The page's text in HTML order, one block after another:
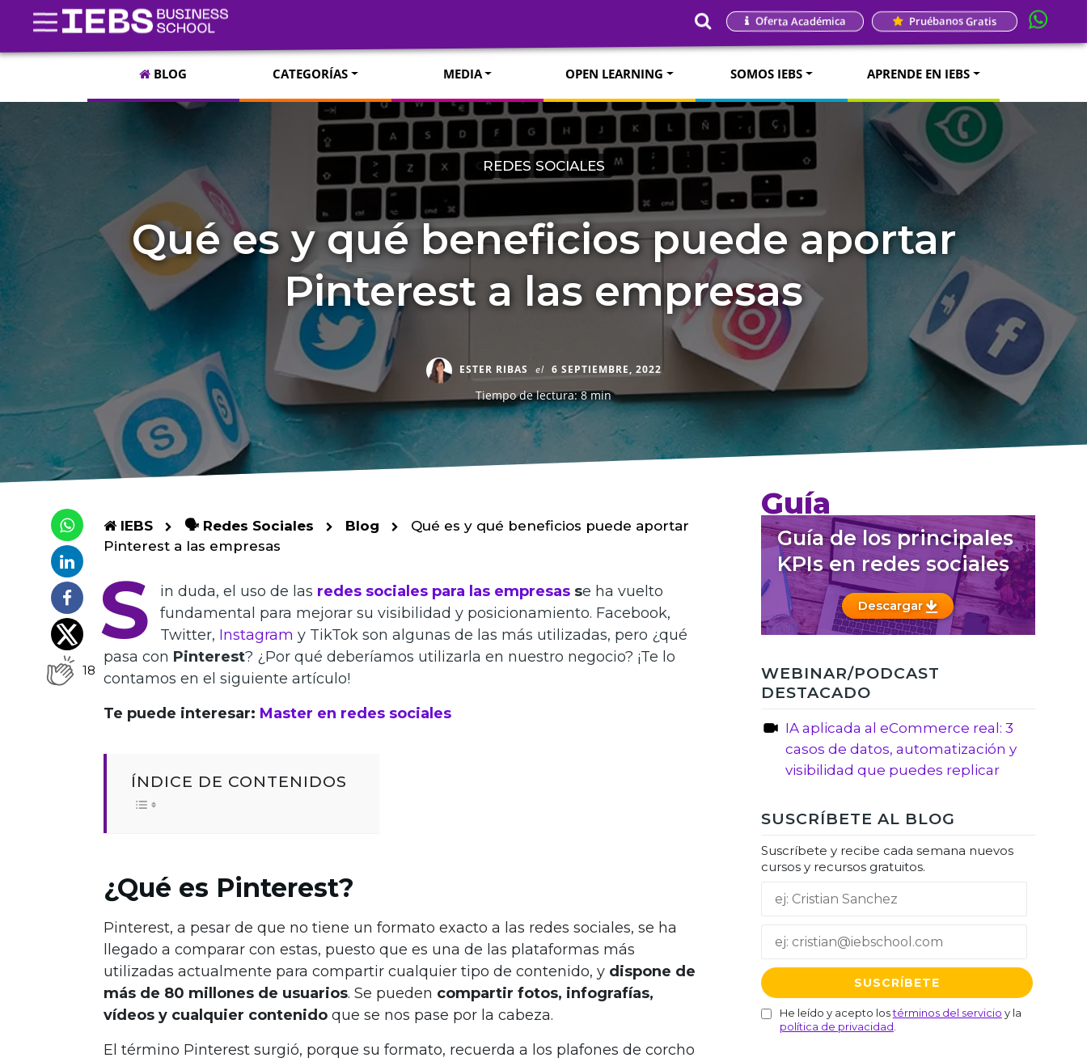
Oferta Académica Pruébanos Gratis
BLOG CATEGORÍAS MEDIA OPEN LEARNING SOMOS IEBS APRENDE EN IEBS
REDES SOCIALES
Qué es y qué beneficios puede aportar
Pinterest a las empresas
ESTER RIBAS el 6 SEPTIEMBRE, 2022
Tiempo de lectura: 8 min
18
IEBS 🗣 Redes Sociales Blog
Qué es y qué beneficios puede aportar
Pinterest a las empresas
S in duda, el uso de las redes sociales para las empresas se ha vuelto
fundamental para mejorar su visibilidad y posicionamiento. Facebook,
Twitter, Instagram y TikTok son algunas de las más utilizadas, pero ¿qué
pasa con Pinterest? ¿Por qué deberíamos utilizarla en nuestro negocio? ¡Te lo
contamos en el siguiente artículo!
Te puede interesar: Master en redes sociales
ÍNDICE DE CONTENIDOS
¿Qué es Pinterest?
Pinterest, a pesar de que no tiene un formato exacto a las redes sociales, se ha
llegado a comparar con estas, puesto que es una de las plataformas más
utilizadas actualmente para compartir cualquier tipo de contenido, y dispone de
más de 80 millones de usuarios. Se pueden compartir fotos, infografías,
vídeos y cualquier contenido que se nos pase por la cabeza.
El término Pinterest surgió, porque su formato, recuerda a los plafones de corcho
Guía
Guía de los principales
KPIs en redes sociales
Descargar
WEBINAR/PODCAST
DESTACADO
IA aplicada al eCommerce real: 3
casos de datos, automatización y
visibilidad que puedes replicar
SUSCRÍBETE AL BLOG
Suscríbete y recibe cada semana nuevos
cursos y recursos gratuitos.
He leído y acepto lostérminos del servicio y la
política de privacidad